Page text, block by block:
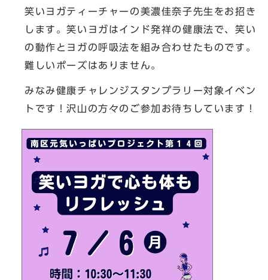
笑いヨガティーチャーの美濃佳奈子先生をお招き
します。笑いヨガはインド発祥の健康法で、笑い
の動作とヨガの呼吸法を組み合わせたものです。
難しいポーズはありません。
みなみ健康チャレンジスタンプラリー対象イベン
トです！沢山の方々のご参加お待ちしています！